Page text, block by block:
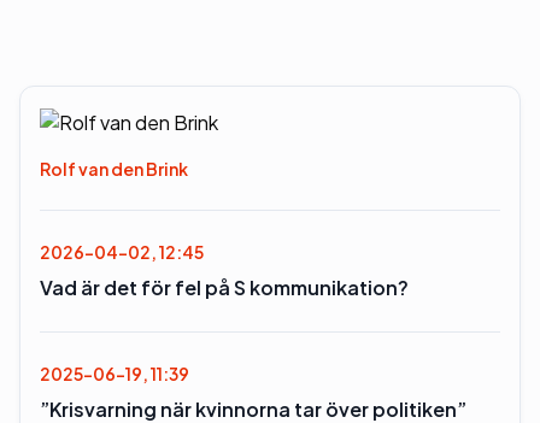
Rolf van den Brink
2026-04-02, 12:45
Vad är det för fel på S kommunikation?
2025-06-19, 11:39
”Krisvarning när kvinnorna tar över politiken”